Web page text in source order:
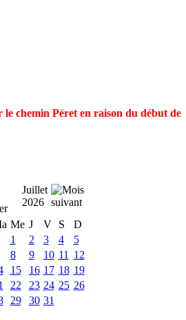
chemin Péret en raison du début
Juillet
2026
Me J V S
D
1
2 3 4
5
8 9 10 11
12
15 16 17 18 19
22 23 24 25 26
29 30 31